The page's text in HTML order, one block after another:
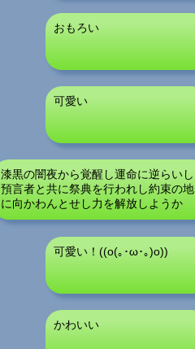
おもろい
可愛い
漆黒の闇夜から覚醒し運命に逆らいし
預言者と共に祭典を行われし約束の地
に向かわんとせし力を解放しようか
可愛い！((o(｡･ω･｡)o))
かわいい